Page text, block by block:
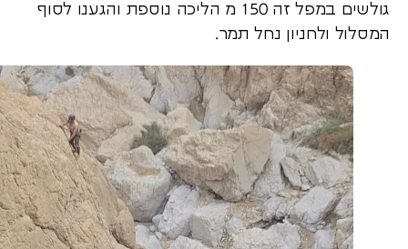
גולשים במפל זה 150 מ הליכה נוספת והגענו לסוף
המסלול ולחניון נחל תמר.